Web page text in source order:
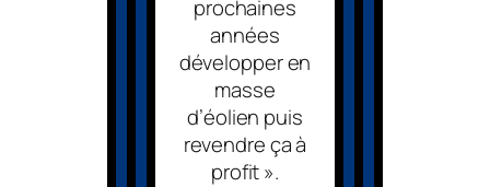
prochaines
années
développer en
masse
d’éolien puis
revendre ça à
profit ».